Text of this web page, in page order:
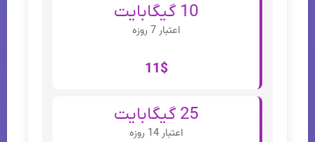
10 گیگابایت
اعتبار 7 روزه
11$
25 گیگابایت
اعتبار 14 روزه